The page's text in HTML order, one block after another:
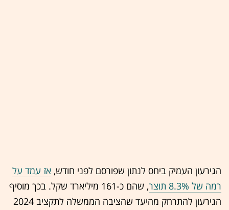
הגירעון העמיק ביחס לנתון שפורסם לפני חודש, אז עמד על
רמה של 8.3% תוצר
, שהם כ-161 מיליארד שקל. בכך מוסיף
הגירעון להתרחק מהיעד שהציבה הממשלה לתקציב 2024